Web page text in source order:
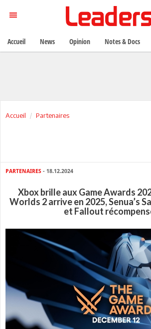
Accueil Partenaires
PARTENAIRES - 18.12.2024
Xbox brille aux Game Awards
Worlds 2 arrive en 2025, Senua’s
et Fallout
Accueil News Opinion Notes & Docs